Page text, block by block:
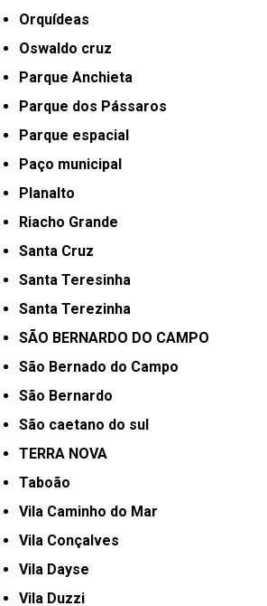
Orquídeas
Oswaldo cruz
Parque Anchieta
Parque dos Pássaros
Parque espacial
Paço municipal
Planalto
Riacho Grande
Santa Cruz
Santa Teresinha
Santa Terezinha
SÃO BERNARDO DO CAMPO
São Bernado do Campo
São Bernardo
São caetano do sul
TERRA NOVA
Taboão
Vila Caminho do Mar
Vila Conçalves
Vila Dayse
Vila Duzzi